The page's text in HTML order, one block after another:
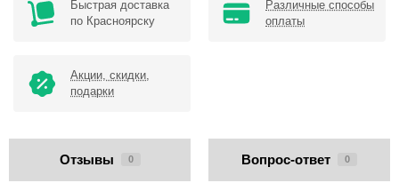
Быстрая доставка
по Красноярску
Различные способы
оплаты
Акции, скидки,
подарки
Отзывы 0 Вопрос-ответ 0